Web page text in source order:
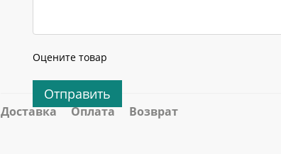
Оцените товар
Отправить
Доставка Оплата Возврат